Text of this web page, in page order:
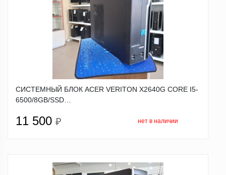
СИСТЕМНЫЙ БЛОК ACER VERITON X2640G CORE I5-
6500/8GB/SSD…
11 500 ₽ нет в наличии